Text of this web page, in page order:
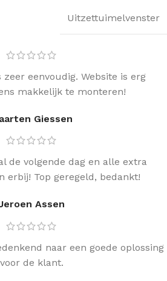
Uitzettuimelvenster
eenvoudig. Website is erg
makkelijk te monteren!
Giessen
de volgende dag en alle extra
erbij! Top geregeld, bedankt!
Assen
naar een goede oplossing
voor de klant.